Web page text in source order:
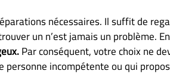
nécessaires. Il suffit de
un n’est jamais un problème.
Par conséquent, votre choix ne
incompétente ou qui